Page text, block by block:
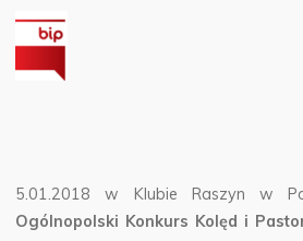
5.01.2018 w Klubie Raszyn w
Ogólnopolski Konkurs Kolęd i